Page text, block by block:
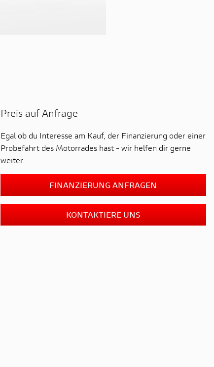
Preis auf Anfrage
Egal ob du Interesse am Kauf, der Finanzierung oder einer
Probefahrt des Motorrades hast - wir helfen dir gerne
weiter:
FINANZIERUNG ANFRAGEN
KONTAKTIERE UNS